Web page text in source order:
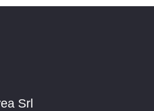
Srl